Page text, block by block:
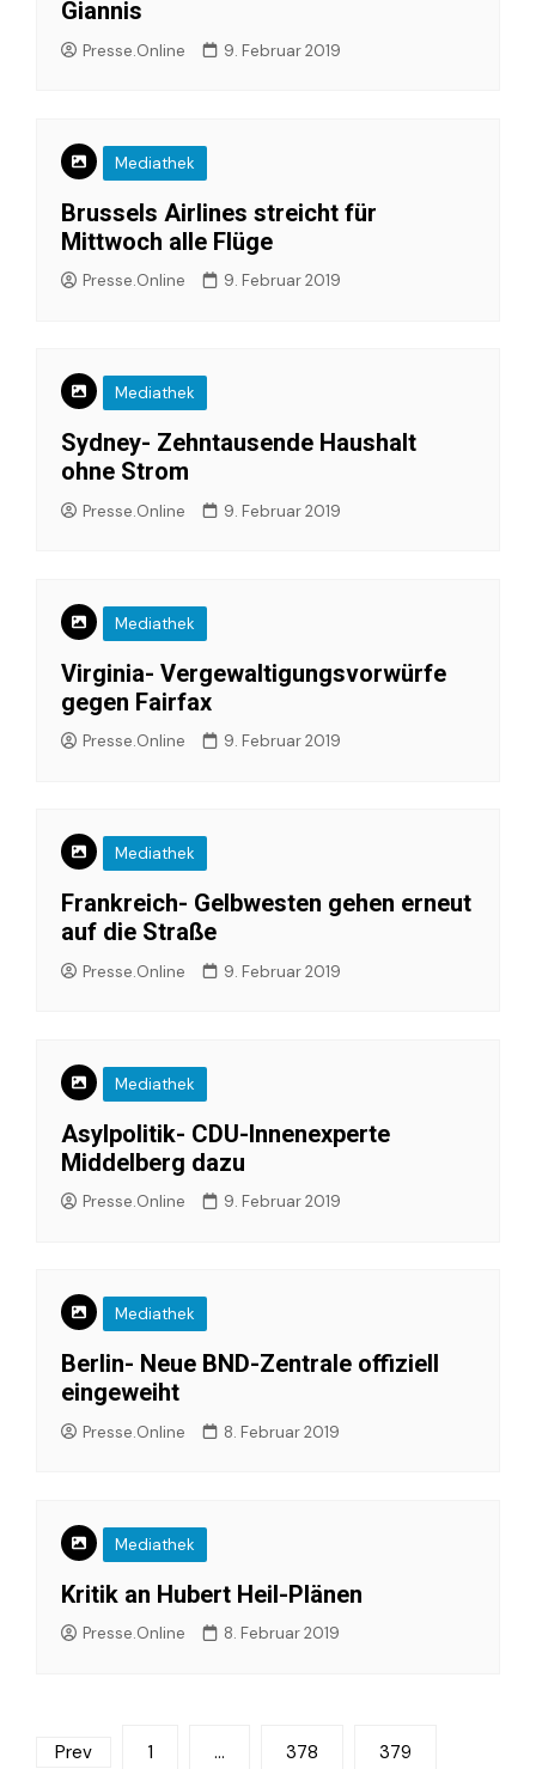
Giannis
Presse.Online 9. Februar 2019
Mediathek
Brussels Airlines streicht für
Mittwoch alle Flüge
Presse.Online 9. Februar 2019
Mediathek
Sydney- Zehntausende Haushalt
ohne Strom
Presse.Online 9. Februar 2019
Mediathek
Virginia- Vergewaltigungsvorwürfe
gegen Fairfax
Presse.Online 9. Februar 2019
Mediathek
Frankreich- Gelbwesten gehen erneut
auf die Straße
Presse.Online 9. Februar 2019
Mediathek
Asylpolitik- CDU-Innenexperte
Middelberg dazu
Presse.Online 9. Februar 2019
Mediathek
Berlin- Neue BND-Zentrale offiziell
eingeweiht
Presse.Online 8. Februar 2019
Mediathek
Kritik an Hubert Heil-Plänen
Presse.Online 8. Februar 2019
Seitennummerierung
Prev 1 … 378 379